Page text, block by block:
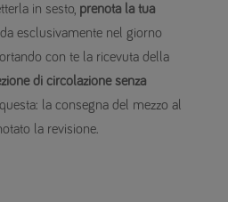
in sesto, prenota la tua
esclusivamente nel giorno
con te la ricevuta della
di circolazione senza
la consegna del mezzo al
la revisione.